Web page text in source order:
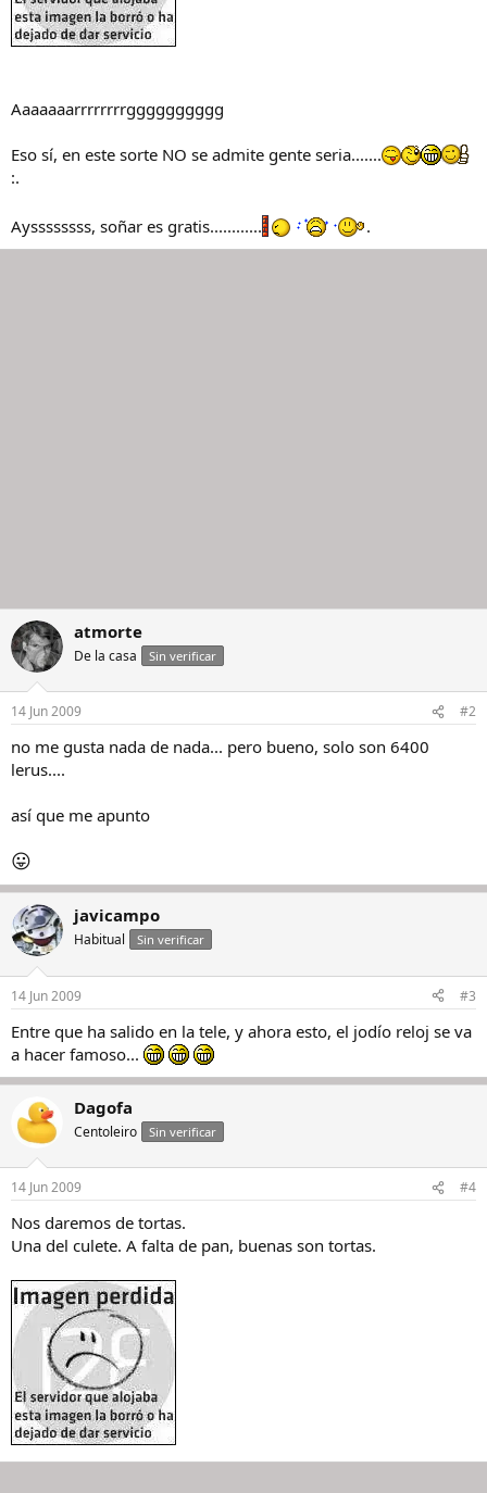
Aaaaaaarrrrrrrrgggggggggg
Eso sí, en este sorte NO se admite gente seria.......
:.
Ayssssssss, soñar es gratis............ .
atmorte
De la casa Sin verificar
14 Jun 2009 #2
no me gusta nada de nada... pero bueno, solo son 6400
lerus....
así que me apunto
😛
javicampo
Habitual Sin verificar
14 Jun 2009 #3
Entre que ha salido en la tele, y ahora esto, el jodío reloj se va
a hacer famoso...
Dagofa
Centoleiro Sin verificar
14 Jun 2009 #4
Nos daremos de tortas.
Una del culete. A falta de pan, buenas son tortas.